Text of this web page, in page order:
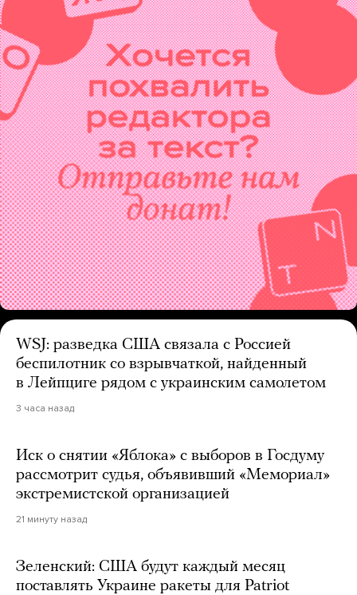
WSJ: разведка США связала с Россией
беспилотник со взрывчаткой, найденный
в Лейпциге рядом с украинским самолетом
3 часа назад
Иск о снятии «Яблока» с выборов в Госдуму
рассмотрит судья, объявивший «Мемориал»
экстремистской организацией
21 минуту назад
Зеленский: США будут каждый месяц
поставлять Украине ракеты для Patriot